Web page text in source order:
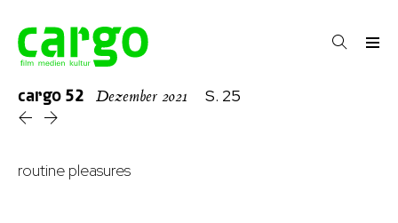
cargo 52 Dezember 2021 S. 25
routine pleasures